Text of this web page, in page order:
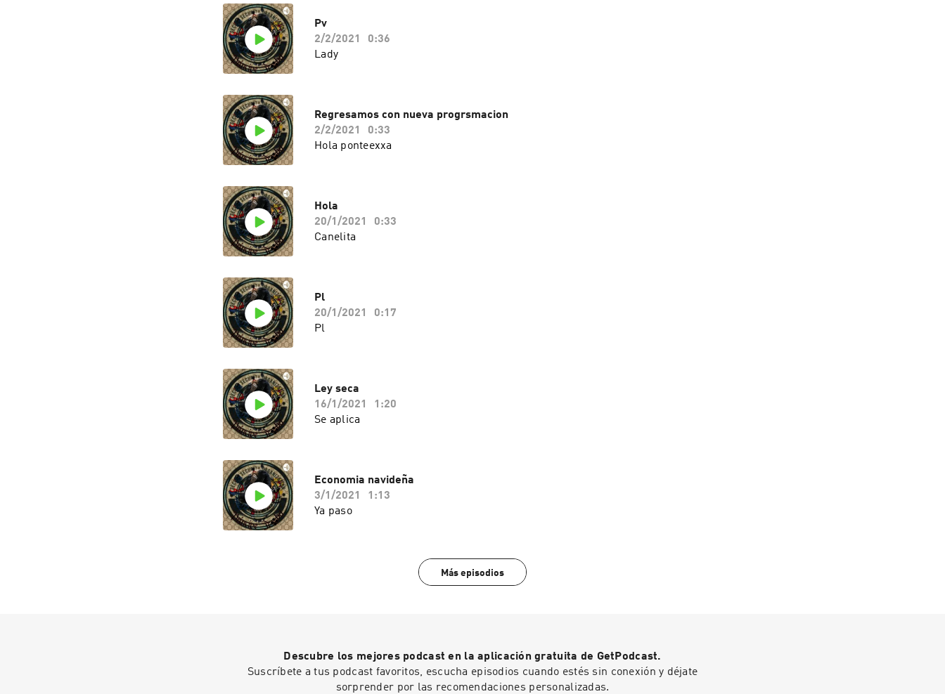
Pv
2/2/2021
0:36
Lady
Regresamos con nueva progrsmacion
2/2/2021
0:33
Hola ponteexxa
Hola
20/1/2021
0:33
Canelita
Pl
20/1/2021
0:17
Pl
Ley seca
16/1/2021
1:20
Se aplica
Economia navideña
3/1/2021
1:13
Ya paso
Más episodios
Descubre los mejores podcast en la aplicación gratuita de GetPodcast.
Suscríbete a tus podcast favoritos, escucha episodios cuando estés sin conexión y déjate
sorprender por las recomendaciones personalizadas.